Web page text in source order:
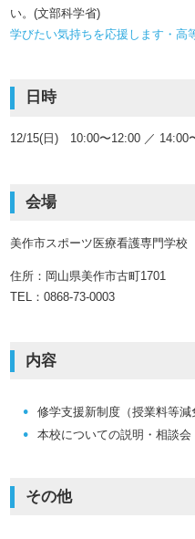
い。(文部科学省)
学びたい気持ちを応援します・高
日時
12/15(日) 10:00〜12:00 ／ 14:00
会場
美作市スポーツ医療看護専門学校
住所：岡山県美作市古町1701
TEL：0868-73-0003
内容
修学支援新制度（授業料等
本校についての説明・相談会
その他